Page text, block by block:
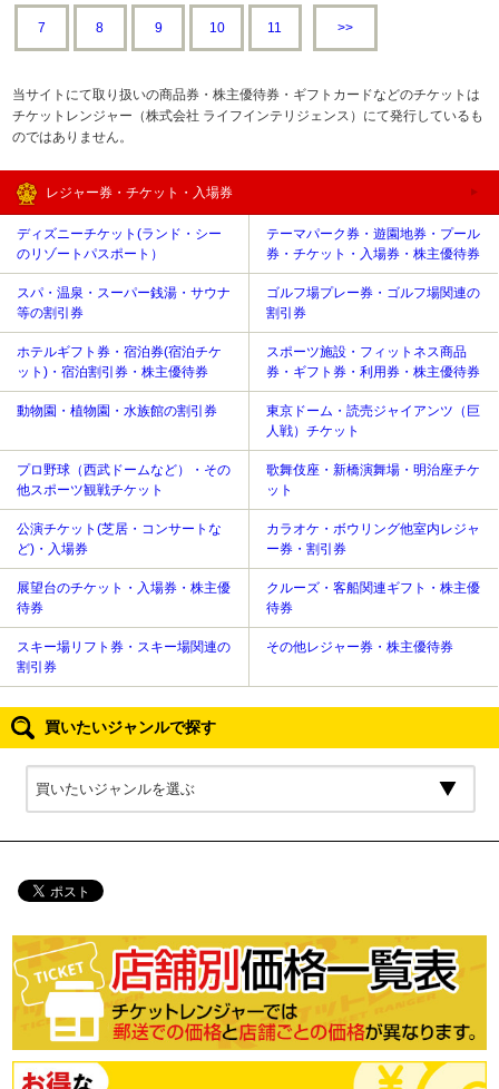
7 8 9 10 11 >>
当サイトにて取り扱いの商品券・株主優待券・ギフトカードなどのチケットは
チケットレンジャー（株式会社 ライフインテリジェンス）にて発行しているも
のではありません。
レジャー券・チケット・入場券
ディズニーチケット(ランド・シー
のリゾートパスポート）
テーマパーク券・遊園地券・プール
券・チケット・入場券・株主優待券
スパ・温泉・スーパー銭湯・サウナ
等の割引券
ゴルフ場プレー券・ゴルフ場関連の
割引券
ホテルギフト券・宿泊券(宿泊チケ
ット)・宿泊割引券・株主優待券
スポーツ施設・フィットネス商品
券・ギフト券・利用券・株主優待券
動物園・植物園・水族館の割引券
東京ドーム・読売ジャイアンツ（巨
人戦）チケット
プロ野球（西武ドームなど）・その
他スポーツ観戦チケット
歌舞伎座・新橋演舞場・明治座チケ
ット
公演チケット(芝居・コンサートな
ど)・入場券
カラオケ・ボウリング他室内レジャ
ー券・割引券
展望台のチケット・入場券・株主優
待券
クルーズ・客船関連ギフト・株主優
待券
スキー場リフト券・スキー場関連の
割引券
その他レジャー券・株主優待券
買いたいジャンルで探す